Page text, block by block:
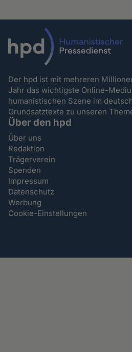
Der hpd ist mit mehreren
Jahr das wichtigste Online-
humanistischen Szene im
Grundsatztexte zu unseren
Über den hpd
Über uns
Redaktion
Trägerverein
Spenden
Impressum
Datenschutz
Werbung
Cookie-Einstellungen